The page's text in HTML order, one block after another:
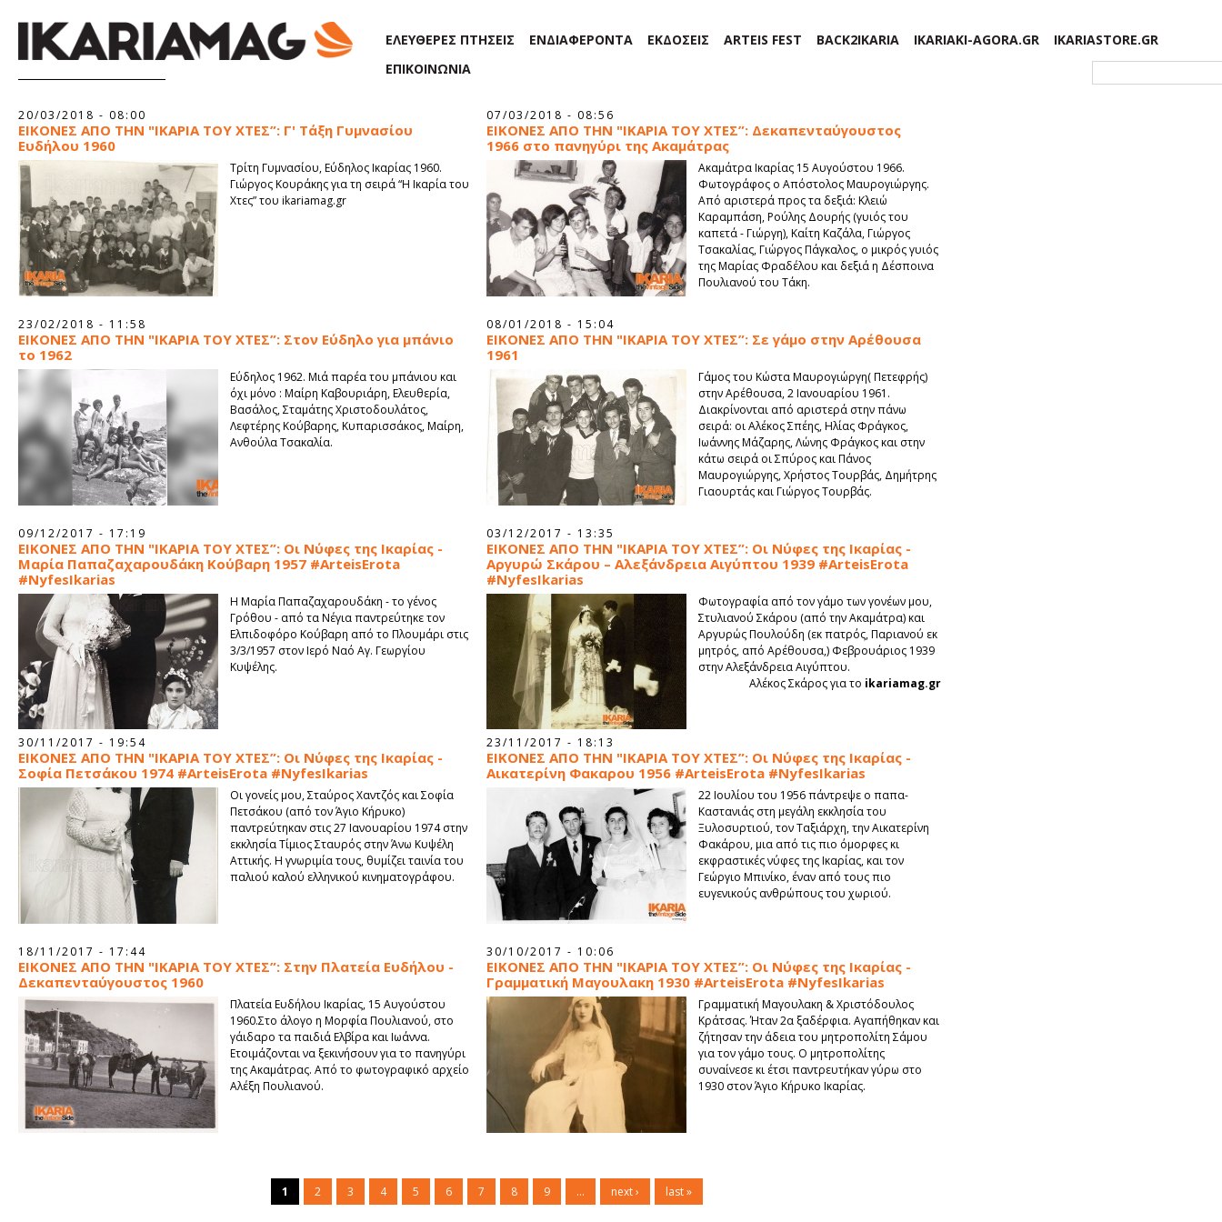
ΕΛΕΥΘΕΡΕΣ ΠΤΗΣΕΙΣ ΕΝΔΙΑΦΕΡΟΝΤΑ ΕΚΔΟΣΕΙΣ ARTEIS FEST BACK2IKARIA IKARIAKI-AGORA.GR
IKARIASTORE.GR
ΕΠΙΚΟΙΝΩΝΙΑ
20/03/2018 - 08:00
ΕΙΚΟΝΕΣ ΑΠΟ ΤΗΝ "ΙΚΑΡΙΑ ΤΟΥ ΧΤΕΣ”: Γ' Τάξη Γυμνασίου
Ευδήλου 1960
Τρίτη Γυμνασίου, Εύδηλος Ικαρίας 1960.
Γιώργος Κουράκης για τη σειρά “Η Ικαρία του
Χτες” του ikariamag.gr
07/03/2018 - 08:56
ΕΙΚΟΝΕΣ ΑΠΟ ΤΗΝ "ΙΚΑΡΙΑ ΤΟΥ ΧΤΕΣ”: Δεκαπενταύγουστος
1966 στο πανηγύρι της Ακαμάτρας
Ακαμάτρα Ικαρίας 15 Αυγούστου 1966.
Φωτογράφος ο Απόστολος Μαυρογιώργης.
Από αριστερά προς τα δεξιά: Κλειώ
Καραμπάση, Ρούλης Δουρής (γυιός του
καπετά - Γιώργη), Καίτη Καζάλα, Γιώργος
Τσακαλίας, Γιώργος Πάγκαλος, ο μικρός γυιός
της Μαρίας Φραδέλου και δεξιά η Δέσποινα
Πουλιανού του Τάκη.
23/02/2018 - 11:58
ΕΙΚΟΝΕΣ ΑΠΟ ΤΗΝ "ΙΚΑΡΙΑ ΤΟΥ ΧΤΕΣ”: Στον Εύδηλο για μπάνιο
το 1962
Εύδηλος 1962. Μιά παρέα του μπάνιου και
όχι μόνο : Μαίρη Καβουριάρη, Ελευθερία,
Βασάλος, Σταμάτης Χριστοδουλάτος,
Λεφτέρης Κούβαρης, Κυπαρισσάκος, Μαίρη,
Ανθούλα Τσακαλία.
08/01/2018 - 15:04
ΕΙΚΟΝΕΣ ΑΠΟ ΤΗΝ "ΙΚΑΡΙΑ ΤΟΥ ΧΤΕΣ”: Σε γάμο στην Αρέθουσα
1961
Γάμος του Κώστα Μαυρογιώργη( Πετεφρής)
στην Αρέθουσα, 2 Ιανουαρίου 1961.
Διακρίνονται από αριστερά στην πάνω
σειρά: οι Αλέκος Σπέης, Ηλίας Φράγκος,
Ιωάννης Μάζαρης, Λώνης Φράγκος και στην
κάτω σειρά οι Σπύρος και Πάνος
Μαυρογιώργης, Χρήστος Τουρβάς, Δημήτρης
Γιαουρτάς και Γιώργος Τουρβάς.
09/12/2017 - 17:19
ΕΙΚΟΝΕΣ ΑΠΟ ΤΗΝ "ΙΚΑΡΙΑ ΤΟΥ ΧΤΕΣ”: Οι Νύφες της Ικαρίας -
Μαρία Παπαζαχαρουδάκη Κούβαρη 1957 #ArteisErota
#NyfesIkarias
Η Μαρία Παπαζαχαρουδάκη - το γένος
Γρόθου - από τα Νέγια παντρεύτηκε τον
Ελπιδοφόρο Κούβαρη από το Πλουμάρι στις
3/3/1957 στον Ιερό Ναό Αγ. Γεωργίου
Κυψέλης.
03/12/2017 - 13:35
ΕΙΚΟΝΕΣ ΑΠΟ ΤΗΝ "ΙΚΑΡΙΑ ΤΟΥ ΧΤΕΣ”: Οι Νύφες της Ικαρίας -
Αργυρώ Σκάρου – Αλεξάνδρεια Αιγύπτου 1939 #ArteisErota
#NyfesIkarias
Φωτογραφία από τον γάμο των γονέων μου,
Στυλιανού Σκάρου (από την Ακαμάτρα) και
Αργυρώς Πουλούδη (εκ πατρός, Παριανού εκ
μητρός, από Αρέθουσα,) Φεβρουάριος 1939
στην Αλεξάνδρεια Αιγύπτου.
Αλέκος Σκάρος για το ikariamag.gr
30/11/2017 - 19:54
ΕΙΚΟΝΕΣ ΑΠΟ ΤΗΝ "ΙΚΑΡΙΑ ΤΟΥ ΧΤΕΣ”: Οι Νύφες της Ικαρίας -
Σοφία Πετσάκου 1974 #ArteisErota #NyfesIkarias
Οι γονείς μου, Σταύρος Χαντζός και Σοφία
Πετσάκου (από τον Άγιο Κήρυκο)
παντρεύτηκαν στις 27 Ιανουαρίου 1974 στην
εκκλησία Τίμιος Σταυρός στην Άνω Κυψέλη
Αττικής. Η γνωριμία τους, θυμίζει ταινία του
παλιού καλού ελληνικού κινηματογράφου.
23/11/2017 - 18:13
ΕΙΚΟΝΕΣ ΑΠΟ ΤΗΝ "ΙΚΑΡΙΑ ΤΟΥ ΧΤΕΣ”: Οι Νύφες της Ικαρίας -
Αικατερίνη Φακαρου 1956 #ArteisErota #NyfesIkarias
22 Ιουλίου του 1956 πάντρεψε ο παπα-
Καστανιάς στη μεγάλη εκκλησία του
Ξυλοσυρτιού, τον Ταξιάρχη, την Αικατερίνη
Φακάρου, μια από τις πιο όμορφες κι
εκφραστικές νύφες της Ικαρίας, και τον
Γεώργιο Μπινίκο, έναν από τους πιο
ευγενικούς ανθρώπους του χωριού.
18/11/2017 - 17:44
ΕΙΚΟΝΕΣ ΑΠΟ ΤΗΝ "ΙΚΑΡΙΑ ΤΟΥ ΧΤΕΣ”: Στην Πλατεία Ευδήλου -
Δεκαπενταύγουστος 1960
Πλατεία Ευδήλου Ικαρίας, 15 Αυγούστου
1960.Στο άλογο η Μορφία Πουλιανού, στο
γάιδαρο τα παιδιά Ελβίρα και Ιωάννα.
Ετοιμάζονται να ξεκινήσουν για το πανηγύρι
της Ακαμάτρας. Από το φωτογραφικό αρχείο
Αλέξη Πουλιανού.
30/10/2017 - 10:06
ΕΙΚΟΝΕΣ ΑΠΟ ΤΗΝ "ΙΚΑΡΙΑ ΤΟΥ ΧΤΕΣ”: Οι Νύφες της Ικαρίας -
Γραμματική Μαγουλακη 1930 #ArteisErota #NyfesIkarias
Γραμματική Μαγουλακη & Χριστόδουλος
Κράτσας. Ήταν 2α ξαδέρφια. Αγαπήθηκαν και
ζήτησαν την άδεια του μητροπολίτη Σάμου
για τον γάμο τους. Ο μητροπολίτης
συναίνεσε κι έτσι παντρευτήκαν γύρω στο
1930 στον Άγιο Κήρυκο Ικαρίας.
1 2 3 4 5 6 7 8 9 … next › last »